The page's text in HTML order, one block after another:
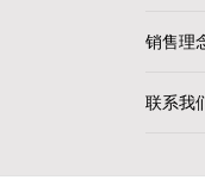
销售理
联系我